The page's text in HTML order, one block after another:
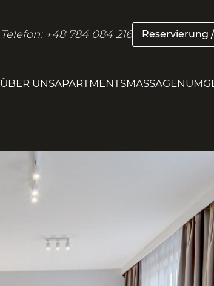
Telefon: +48 784 084 216 Reservierung
ÜBER UNSAPARTMENTSMASSAGEN